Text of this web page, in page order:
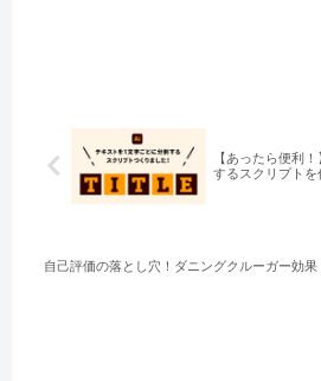
【あったら便利
するスクリプトを
自己評価の落とし穴！ダニングクルーガー効果